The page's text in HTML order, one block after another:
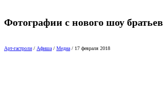
Фотографии с нового шоу
Арт-гастроли / Афиша / Медиа / 17 февраля 2018